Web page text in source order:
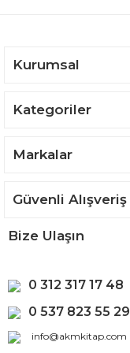
Kurumsal
Kategoriler
Markalar
Güvenli Alışveriş
Bize Ulaşın
0 312 317 17 48
0 537 823 55 29
info@akmkitap.com